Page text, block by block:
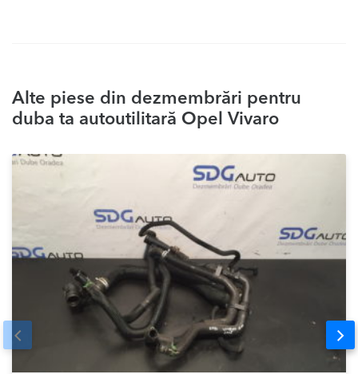
Alte piese din dezmembrări pentru
duba ta autoutilitară Opel Vivaro
Prev